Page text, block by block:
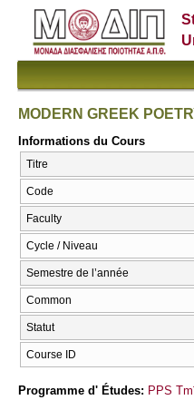
MODERN GREEK
Informations du Cours
Titre
Code
Faculty
Cycle / Niveau
Semestre de l’année
Common
Statut
Course ID
Programme d' Études: PPS